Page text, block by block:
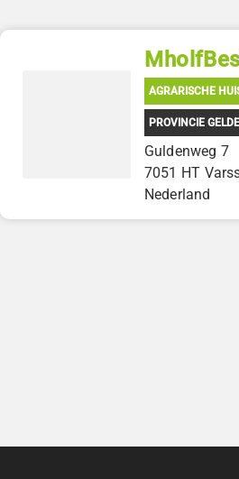
AGRARISCHE
PROVINCIE
Guldenweg 7
7051 HT
Nederland